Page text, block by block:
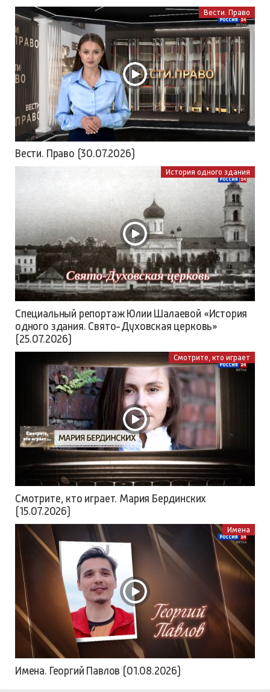
Вести. Право
Вести. Право (30.07.2026)
История одного здания
Специальный репортаж Юлии Шалаевой «История
одного здания. Свято-Духовская церковь»
(25.07.2026)
Смотрите, кто играет
Смотрите, кто играет. Мария Бердинских
(15.07.2026)
Имена
Имена. Георгий Павлов (01.08.2026)